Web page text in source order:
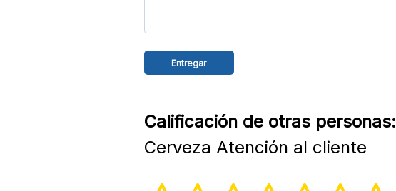
Calificación de otras personas:
Cerveza Atención al cliente